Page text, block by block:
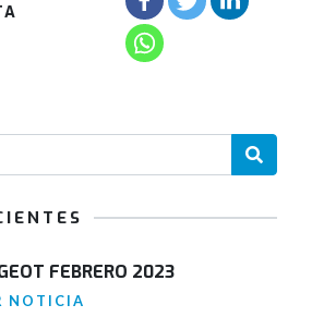
FEBRERO 2023
NOTICIA